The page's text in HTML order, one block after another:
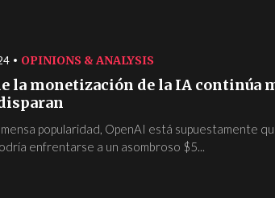
OPINIONS & ANALYSIS
la monetización de la IA continúa
popularidad, OpenAI está supuestamente
enfrentarse a un asombroso $5...